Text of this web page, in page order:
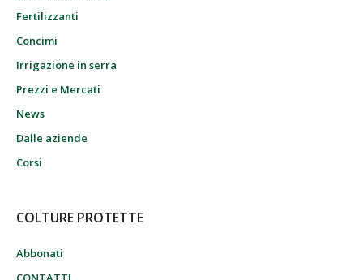
Fertilizzanti
Concimi
Irrigazione in serra
Prezzi e Mercati
News
Dalle aziende
Corsi
COLTURE PROTETTE
Abbonati